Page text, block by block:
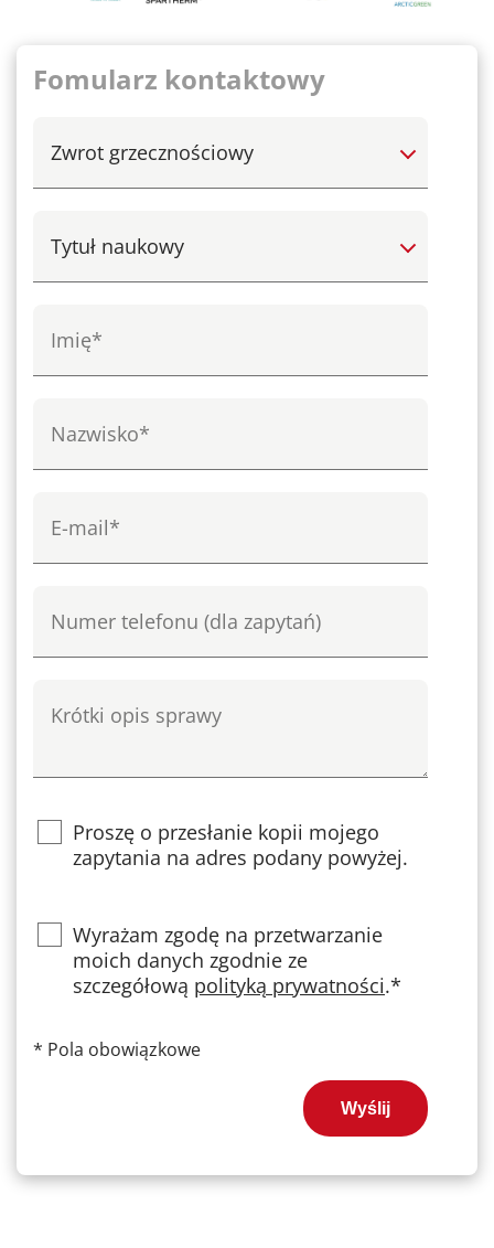
Fomularz kontaktowy
Proszę o przesłanie kopii mojego
zapytania na adres podany powyżej.
PrivacyWyrażam zgodę na przetwarzanie
moich danych zgodnie ze
szczegółową polityką prywatności.*
* Pola obowiązkowe
Wyślij